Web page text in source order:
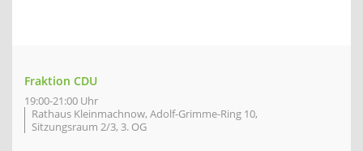
Fraktion CDU
19:00-21:00 Uhr
Rathaus Kleinmachnow, Adolf-Grimme-Ring 10,
Sitzungsraum 2/3, 3. OG